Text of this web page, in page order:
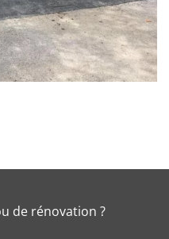
de rénovation ?